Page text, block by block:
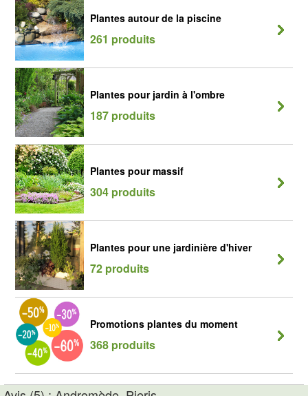
Plantes autour de la piscine
261 produits
Plantes pour jardin à l'ombre
187 produits
Plantes pour massif
304 produits
Plantes pour une jardinière d'hiver
72 produits
Promotions plantes du moment
368 produits